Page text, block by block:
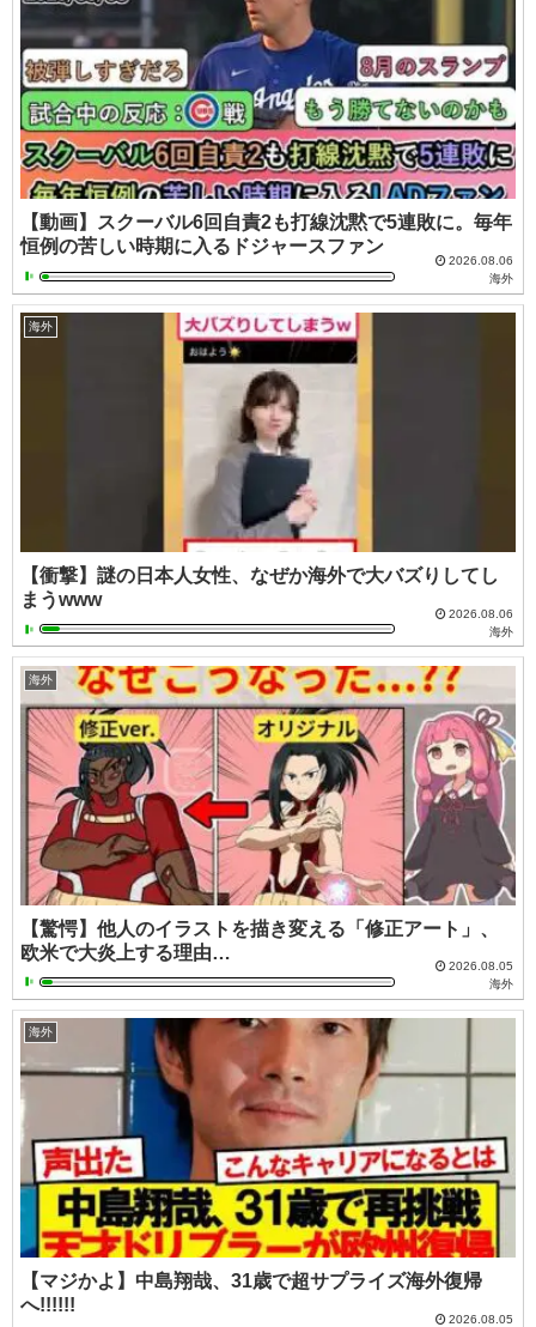
【動画】スクーバル6回自責2も打線沈黙で5連敗に。毎年
恒例の苦しい時期に入るドジャースファン
2026.08.06
海外
海外
【衝撃】謎の日本人女性、なぜか海外で大バズりしてし
まうwww
2026.08.06
海外
海外
【驚愕】他人のイラストを描き変える「修正アート」、
欧米で大炎上する理由…
2026.08.05
海外
海外
【マジかよ】中島翔哉、31歳で超サプライズ海外復帰
へ!!!!!!
2026.08.05